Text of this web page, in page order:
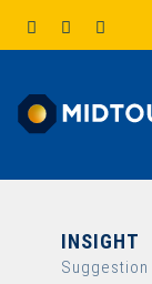
INSIGHT
Suggestion